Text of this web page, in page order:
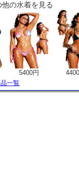
の水着を見る
5400円
一覧